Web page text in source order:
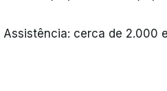
Assistência: cerca de 2.000